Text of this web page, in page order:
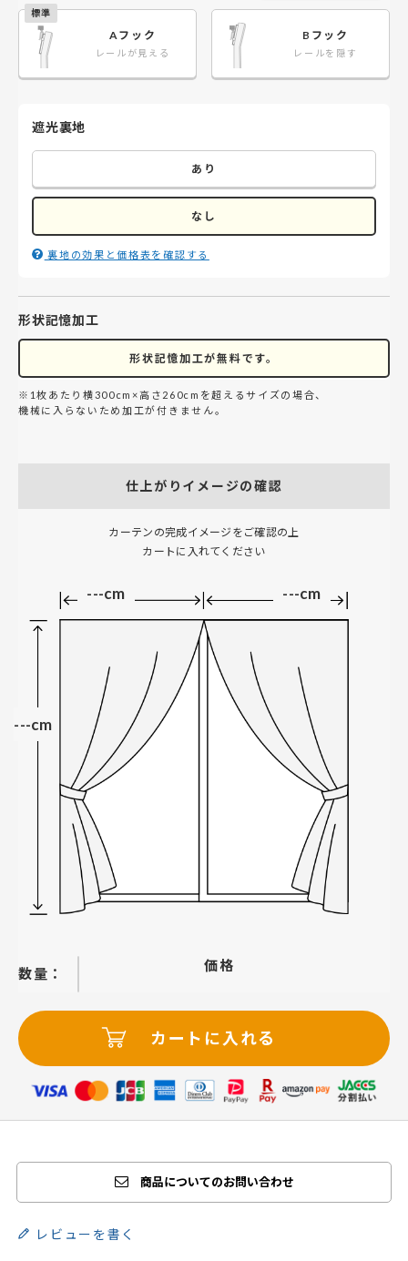
Aフック
レールが見える
Bフック
レールを隠す
遮光裏地
あり
なし
裏地の効果と価格表を確認する
形状記憶加工
形状記憶加工が無料です。
※1枚あたり横300cm×高さ260cmを超えるサイズの場合、
機械に入らないため加工が付きません。
仕上がりイメージの確認
カーテンの完成イメージをご確認の上
カートに入れてください
---cm ---cm
---cm
価格
カートに入れる
商品についてのお問い合わせ
レビューを書く